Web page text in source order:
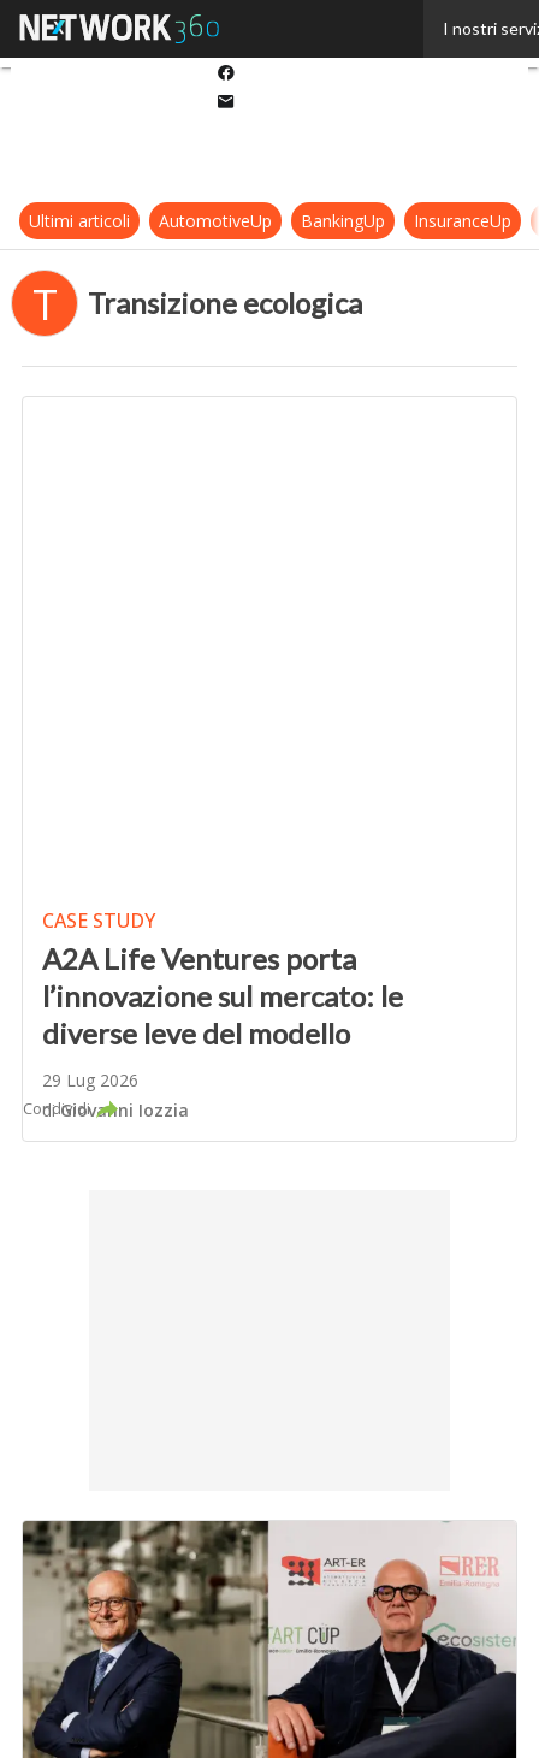
I nostri
Ultimi articoli AutomotiveUp BankingUp InsuranceUp
T Transizione ecologica
CASE STUDY
A2A Life Ventures porta
l’innovazione sul mercato: le
diverse leve del modello
29 Lug 2026
diGiovanni Iozzia
Condividi